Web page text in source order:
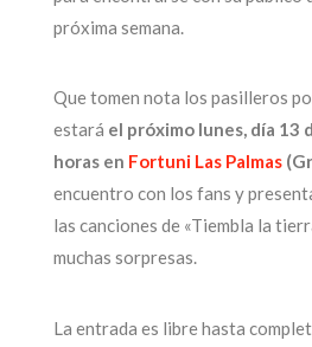
próxima semana.
Que tomen nota los pasilleros
estará el próximo lunes, día 13
horas en Fortuni Las Palmas
encuentro con los fans y
las canciones de «Tiembla la
muchas sorpresas.
La entrada es libre hasta